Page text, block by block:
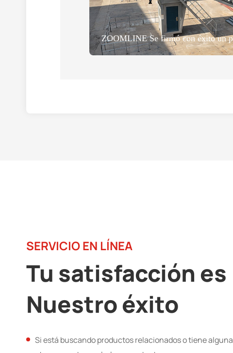
SERVICIO EN LÍNEA
Tu satisfacción es
Nuestro éxito
Si está buscando productos relacionados o tiene alguna